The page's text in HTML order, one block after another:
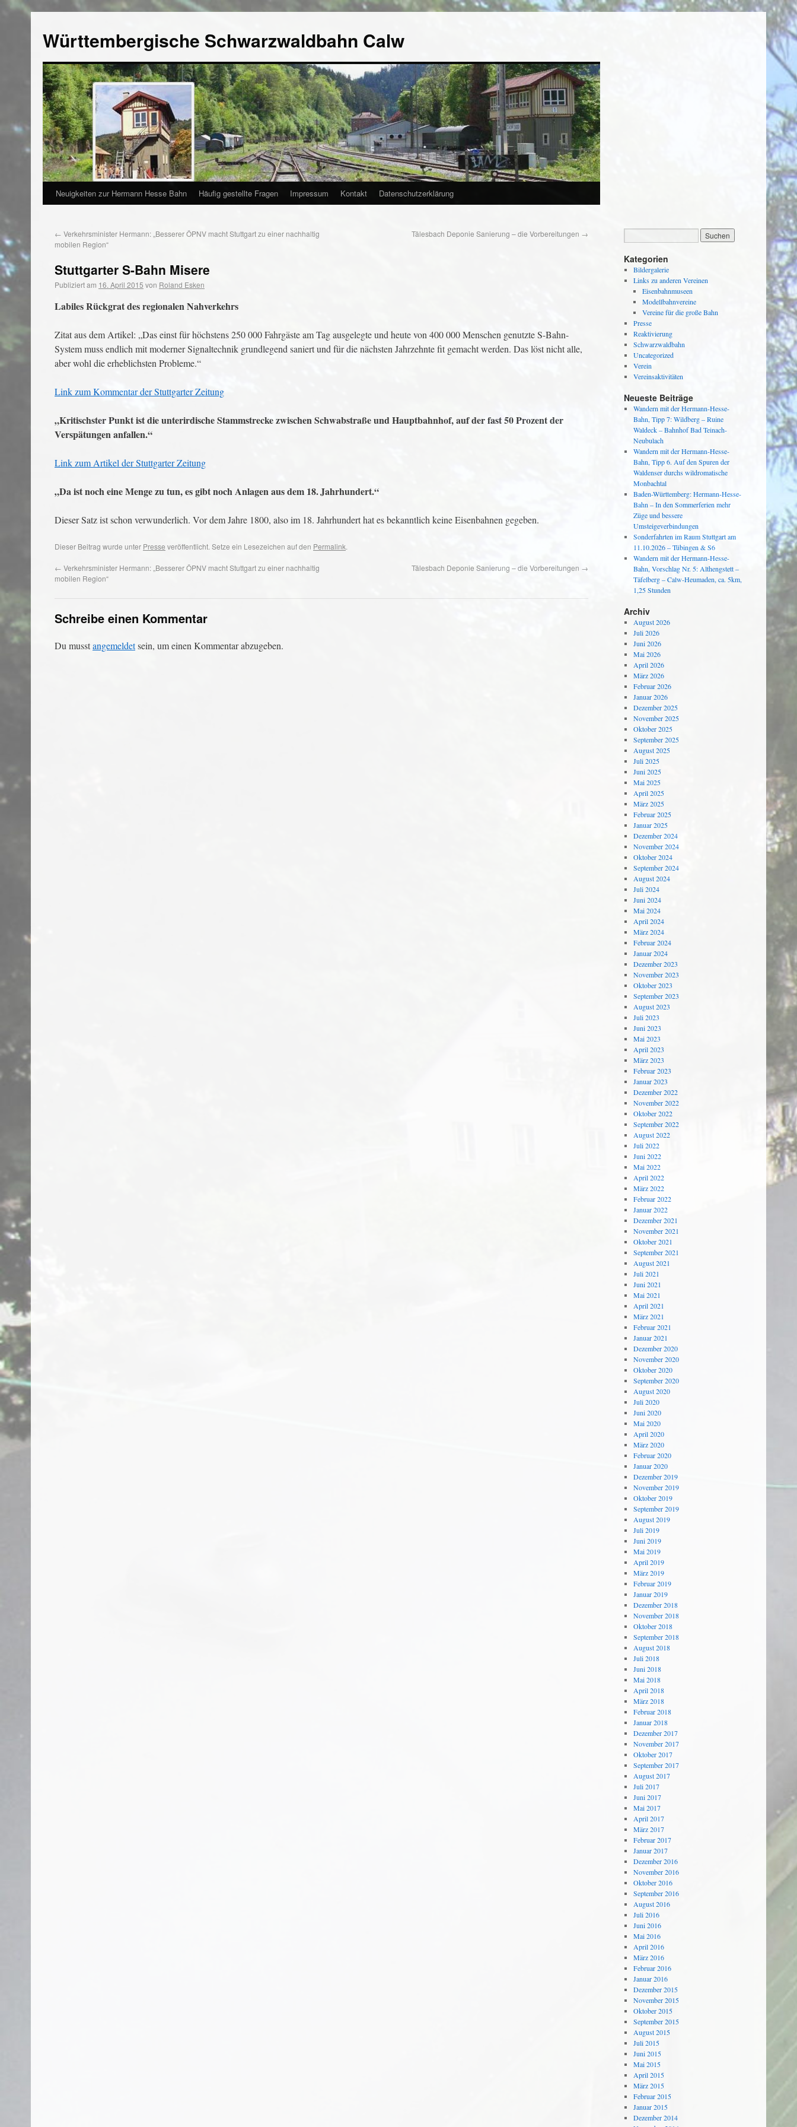
Württembergische Schwarzwaldbahn Calw
Neuigkeiten zur Hermann Hesse Bahn Häufig gestellte Fragen Impressum Kontakt Datenschutzerklärung
← Verkehrsminister Hermann: „Besserer ÖPNV macht Stuttgart zu einer nachhaltig
mobilen Region“
Tälesbach Deponie Sanierung – die Vorbereitungen →
Stuttgarter S-Bahn Misere
Publiziert am 16. April 2015 von Roland Esken
Labiles Rückgrat des regionalen Nahverkehrs
Zitat aus dem Artikel: „Das einst für höchstens 250 000 Fahrgäste am Tag ausgelegte und heute von 400 000 Menschen genutzte S-Bahn-
System muss endlich mit moderner Signaltechnik grundlegend saniert und für die nächsten Jahrzehnte fit gemacht werden. Das löst nicht alle,
aber wohl die erheblichsten Probleme.“
Link zum Kommentar der Stuttgarter Zeitung
„Kritischster Punkt ist die unterirdische Stammstrecke zwischen Schwabstraße und Hauptbahnhof, auf der fast 50 Prozent der
Verspätungen anfallen.“
Link zum Artikel der Stuttgarter Zeitung
„Da ist noch eine Menge zu tun, es gibt noch Anlagen aus dem 18. Jahrhundert.“
Dieser Satz ist schon verwunderlich. Vor dem Jahre 1800, also im 18. Jahrhundert hat es bekanntlich keine Eisenbahnen gegeben.
Dieser Beitrag wurde unter Presse veröffentlicht. Setze ein Lesezeichen auf den Permalink.
← Verkehrsminister Hermann: „Besserer ÖPNV macht Stuttgart zu einer nachhaltig
mobilen Region“
Tälesbach Deponie Sanierung – die Vorbereitungen →
Schreibe einen Kommentar
Du musstangemeldetsein, um einen Kommentar abzugeben.
Kategorien
Bildergalerie
Links zu anderen Vereinen
Eisenbahnmuseen
Modellbahnvereine
Vereine für die große Bahn
Presse
Reaktivierung
Schwarzwaldbahn
Uncategorized
Verein
Vereinsaktivitäten
Neueste Beiträge
Wandern mit der Hermann-Hesse-
Bahn, Tipp 7: Wildberg – Ruine
Waldeck – Bahnhof Bad Teinach-
Neubulach
Wandern mit der Hermann-Hesse-
Bahn, Tipp 6. Auf den Spuren der
Waldenser durchs wildromatische
Monbachtal
Baden-Württemberg: Hermann-Hesse-
Bahn – In den Sommerferien mehr
Züge und bessere
Umsteigeverbindungen
Sonderfahrten im Raum Stuttgart am
11.10.2026 – Tübingen & S6
Wandern mit der Hermann-Hesse-
Bahn, Vorschlag Nr. 5: Althengstett –
Täfelberg – Calw-Heumaden, ca. 5km,
1,25 Stunden
Archiv
August 2026
Juli 2026
Juni 2026
Mai 2026
April 2026
März 2026
Februar 2026
Januar 2026
Dezember 2025
November 2025
Oktober 2025
September 2025
August 2025
Juli 2025
Juni 2025
Mai 2025
April 2025
März 2025
Februar 2025
Januar 2025
Dezember 2024
November 2024
Oktober 2024
September 2024
August 2024
Juli 2024
Juni 2024
Mai 2024
April 2024
März 2024
Februar 2024
Januar 2024
Dezember 2023
November 2023
Oktober 2023
September 2023
August 2023
Juli 2023
Juni 2023
Mai 2023
April 2023
März 2023
Februar 2023
Januar 2023
Dezember 2022
November 2022
Oktober 2022
September 2022
August 2022
Juli 2022
Juni 2022
Mai 2022
April 2022
März 2022
Februar 2022
Januar 2022
Dezember 2021
November 2021
Oktober 2021
September 2021
August 2021
Juli 2021
Juni 2021
Mai 2021
April 2021
März 2021
Februar 2021
Januar 2021
Dezember 2020
November 2020
Oktober 2020
September 2020
August 2020
Juli 2020
Juni 2020
Mai 2020
April 2020
März 2020
Februar 2020
Januar 2020
Dezember 2019
November 2019
Oktober 2019
September 2019
August 2019
Juli 2019
Juni 2019
Mai 2019
April 2019
März 2019
Februar 2019
Januar 2019
Dezember 2018
November 2018
Oktober 2018
September 2018
August 2018
Juli 2018
Juni 2018
Mai 2018
April 2018
März 2018
Februar 2018
Januar 2018
Dezember 2017
November 2017
Oktober 2017
September 2017
August 2017
Juli 2017
Juni 2017
Mai 2017
April 2017
März 2017
Februar 2017
Januar 2017
Dezember 2016
November 2016
Oktober 2016
September 2016
August 2016
Juli 2016
Juni 2016
Mai 2016
April 2016
März 2016
Februar 2016
Januar 2016
Dezember 2015
November 2015
Oktober 2015
September 2015
August 2015
Juli 2015
Juni 2015
Mai 2015
April 2015
März 2015
Februar 2015
Januar 2015
Dezember 2014